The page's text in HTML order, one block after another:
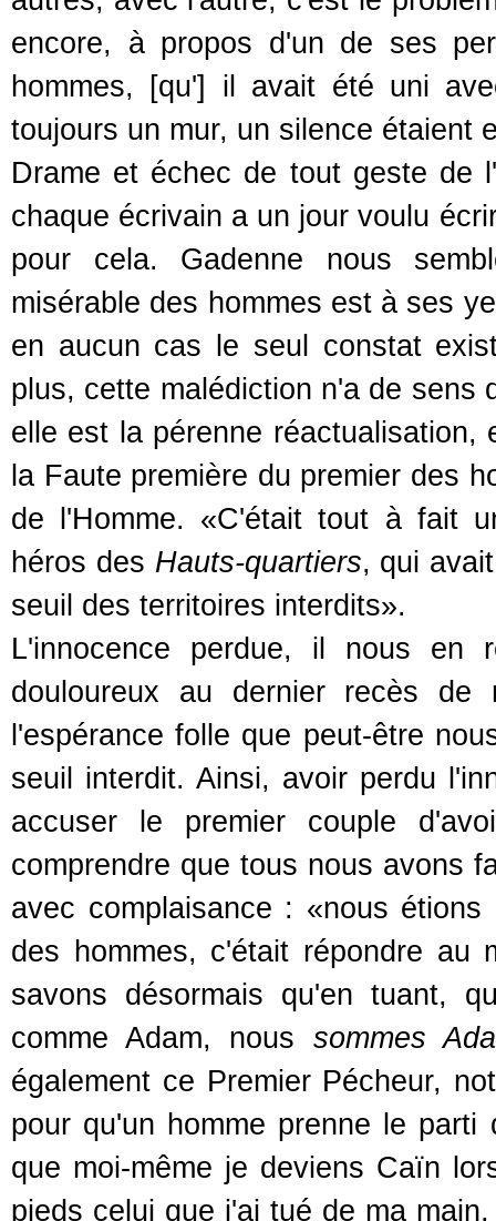
encore, à propos d'un de ses
hommes, [qu'] il avait été uni
toujours un mur, un silence étaient
Drame et échec de tout geste de
chaque écrivain a un jour voulu
pour cela. Gadenne nous
misérable des hommes est à ses
en aucun cas le seul constat
plus, cette malédiction n'a de sens
elle est la pérenne
la Faute première du premier des
de l'Homme. «C'était tout à fait
héros des Hauts-quartiers, qui
seuil des territoires interdits».
L'innocence perdue, il nous en
douloureux au dernier recès
l'espérance folle que peut-être
seuil interdit. Ainsi, avoir perdu
accuser le premier couple
comprendre que tous nous avons
avec complaisance : «nous
des hommes, c'était répondre au
savons désormais qu'en tuant,
comme Adam, nous sommes
également ce Premier Pécheur,
pour qu'un homme prenne le
que moi-même je deviens Caïn
pieds celui que j'ai tué de ma